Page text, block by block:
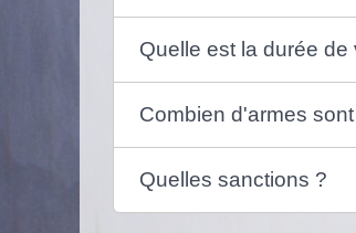
Quelle est la durée
Combien d'armes
Quelles sanctions ?